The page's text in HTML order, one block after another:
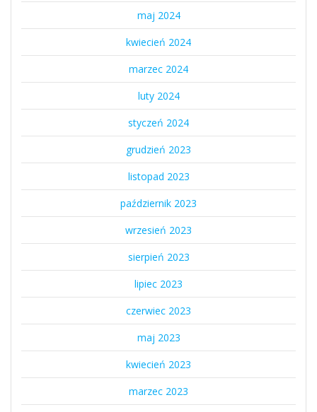
maj 2024
kwiecień 2024
marzec 2024
luty 2024
styczeń 2024
grudzień 2023
listopad 2023
październik 2023
wrzesień 2023
sierpień 2023
lipiec 2023
czerwiec 2023
maj 2023
kwiecień 2023
marzec 2023